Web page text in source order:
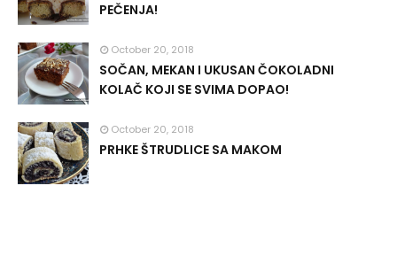
PEČENJA!
October 20, 2018
SOČAN, MEKAN I UKUSAN ČOKOLADNI
KOLAČ KOJI SE SVIMA DOPAO!
October 20, 2018
PRHKE ŠTRUDLICE SA MAKOM